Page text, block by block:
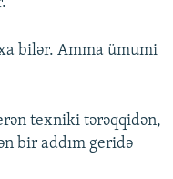
bilər. Amma ümumi
texniki tərəqqidən,
bir addım geridə